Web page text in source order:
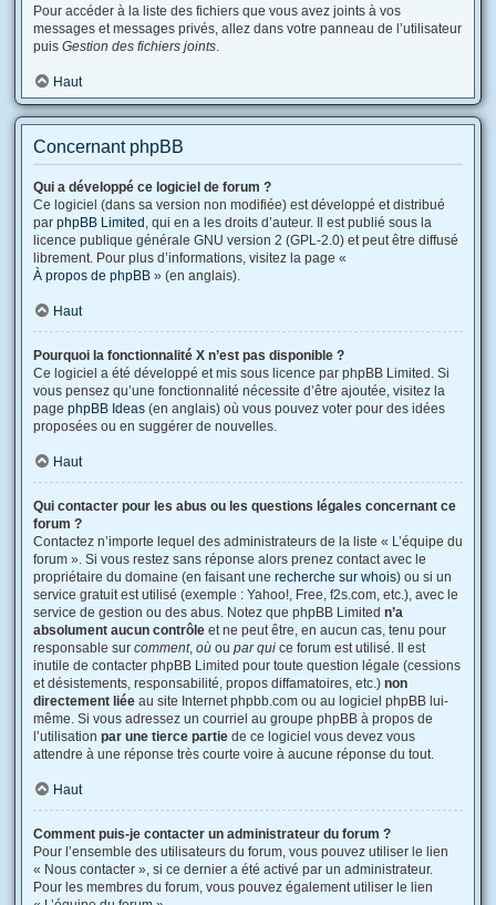
Pour accéder à la liste des fichiers que vous avez joints à vos
messages et messages privés, allez dans votre panneau de l’utilisateur
puis Gestion des fichiers joints.
Haut
Concernant phpBB
Qui a développé ce logiciel de forum ?
Ce logiciel (dans sa version non modifiée) est développé et distribué
par phpBB Limited , qui en a les droits d’auteur. Il est publié sous la
licence publique générale GNU version 2 (GPL-2.0) et peut être diffusé
librement. Pour plus d’informations, visitez la page «
À propos de phpBB » (en anglais).
Haut
Pourquoi la fonctionnalité X n’est pas disponible ?
Ce logiciel a été développé et mis sous licence par phpBB Limited. Si
vous pensez qu’une fonctionnalité nécessite d’être ajoutée, visitez la
page phpBB Ideas (en anglais) où vous pouvez voter pour des idées
proposées ou en suggérer de nouvelles.
Haut
Qui contacter pour les abus ou les questions légales concernant ce
forum ?
Contactez n’importe lequel des administrateurs de la liste « L’équipe du
forum ». Si vous restez sans réponse alors prenez contact avec le
propriétaire du domaine (en faisant une recherche sur whois) ou si un
service gratuit est utilisé (exemple : Yahoo!, Free, f2s.com, etc.), avec le
service de gestion ou des abus. Notez que phpBB Limited n’a
absolument aucun contrôle et ne peut être, en aucun cas, tenu pour
responsable sur comment, où ou par qui ce forum est utilisé. Il est
inutile de contacter phpBB Limited pour toute question légale (cessions
et désistements, responsabilité, propos diffamatoires, etc.) non
directement liée au site Internet phpbb.com ou au logiciel phpBB lui-
même. Si vous adressez un courriel au groupe phpBB à propos de
l’utilisation par une tierce partie de ce logiciel vous devez vous
attendre à une réponse très courte voire à aucune réponse du tout.
Haut
Comment puis-je contacter un administrateur du forum ?
Pour l’ensemble des utilisateurs du forum, vous pouvez utiliser le lien
« Nous contacter », si ce dernier a été activé par un administrateur.
Pour les membres du forum, vous pouvez également utiliser le lien